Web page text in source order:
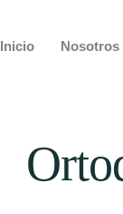
Inicio Nosotros